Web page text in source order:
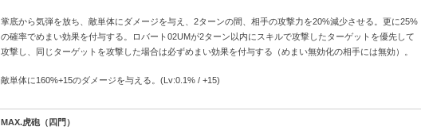
掌底から気弾を放ち、敵単体にダメージを与え、2ターンの間、相手の攻撃力を20%減少させる。更に25%
の確率でめまい効果を付与する。ロバート02UMが2ターン以内にスキルで攻撃したターゲットを優先して
攻撃し、同じターゲットを攻撃した場合は必ずめまい効果を付与する（めまい無効化の相手には無効）。
敵単体に160%+15のダメージを与える。(Lv:0.1% / +15)
MAX.虎砲（四門）